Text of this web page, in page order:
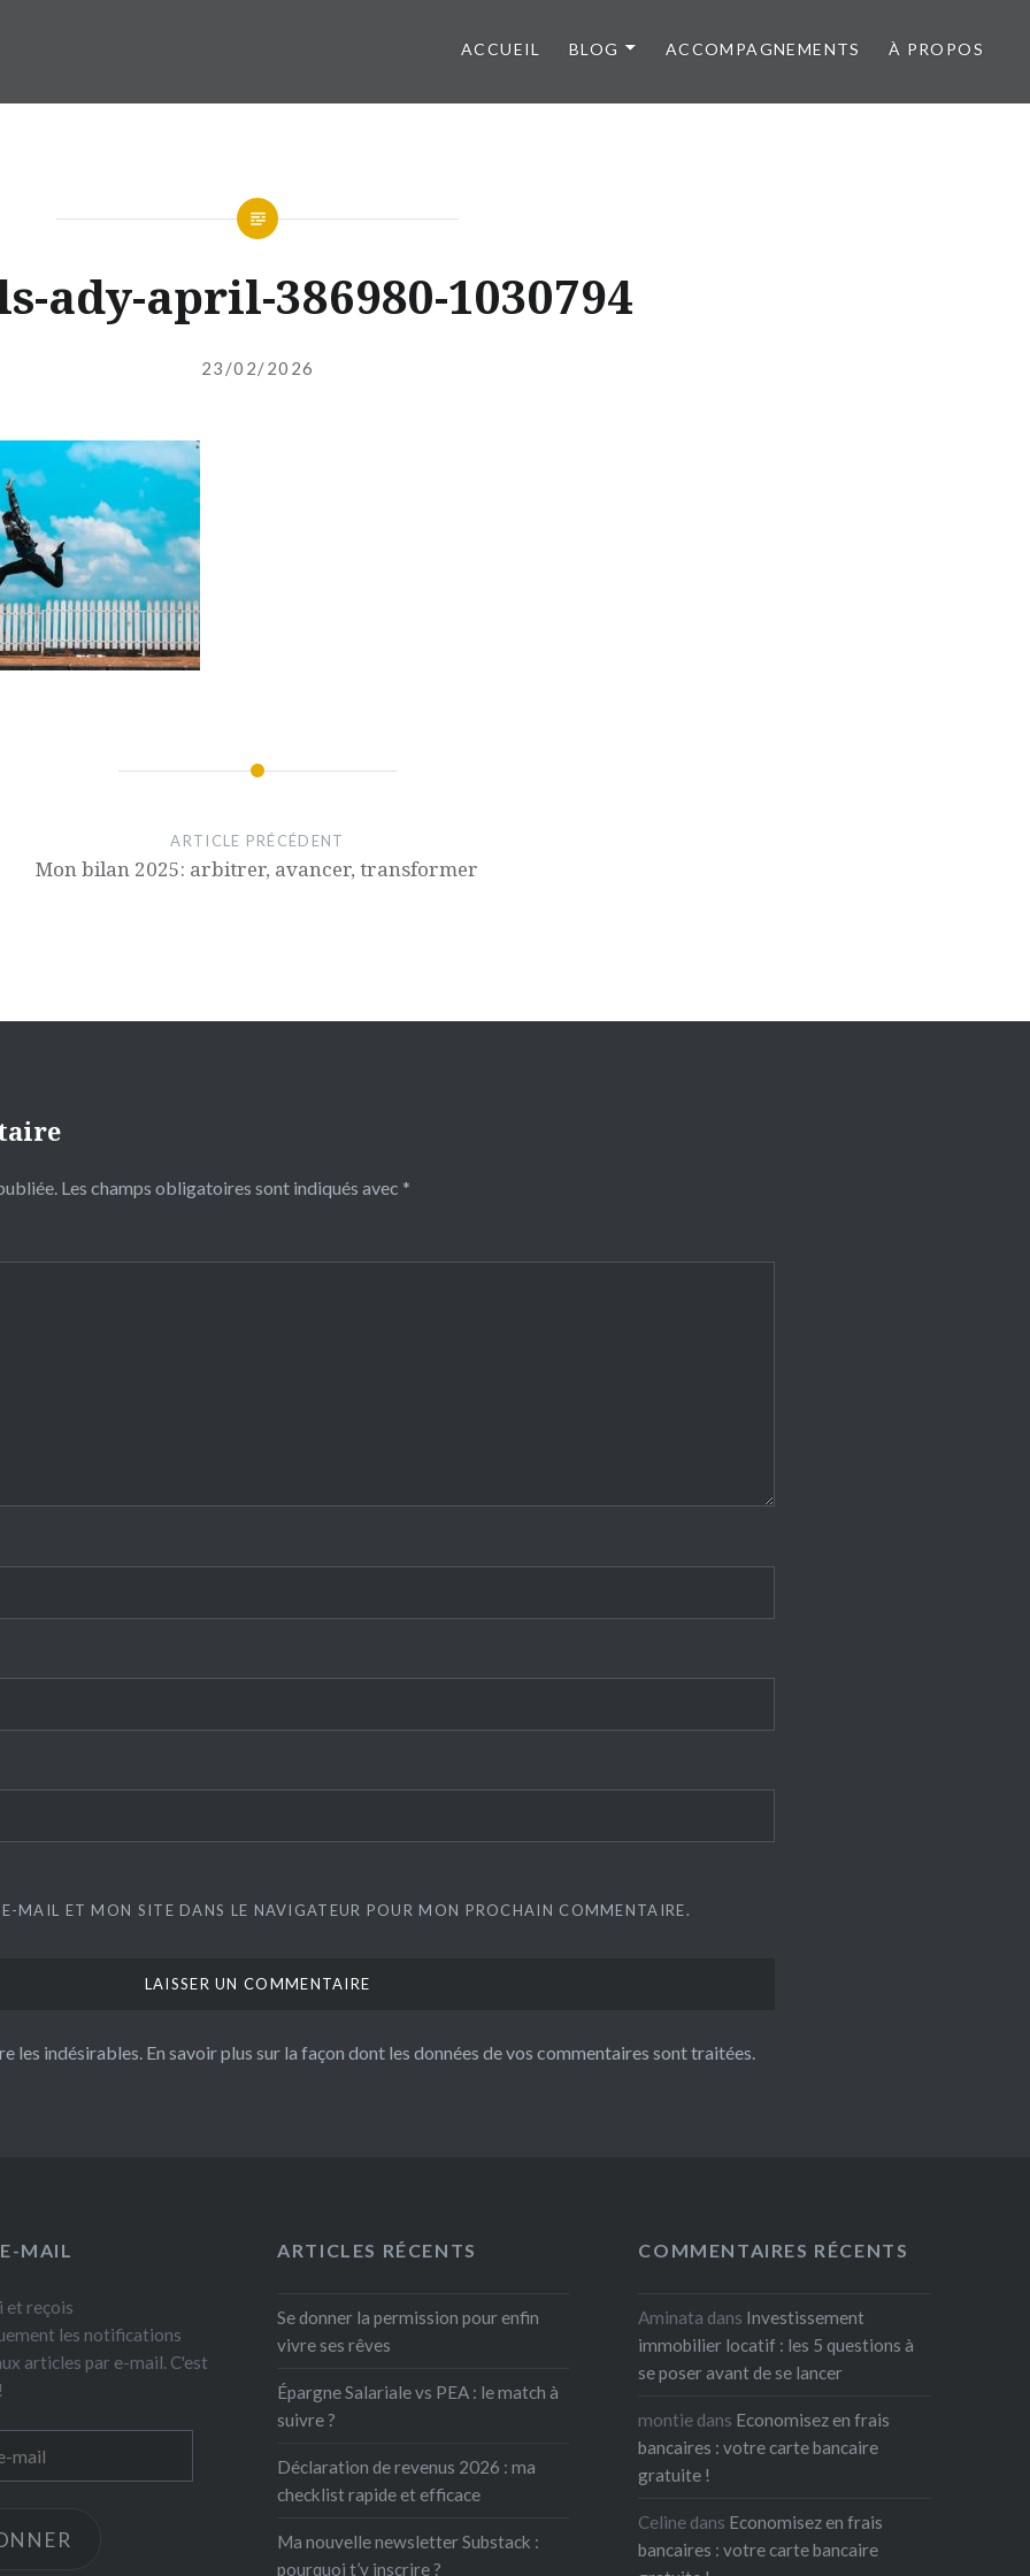
ACCUEIL BLOG ACCOMPAGNEMENTS À PROPOS
ady-april-386980-1030794
Publié
le
23/02/2026
ARTICLE PRÉCÉDENT
Mon bilan 2025: arbitrer, avancer, transformer
Les champs obligatoires sont indiqués avec *
MAIL ET MON SITE DANS LE NAVIGATEUR POUR MON PROCHAIN COMMENTAIRE.
les indésirables. En savoir plus sur la façon dont les données de vos commentaires sont traitées
MAIL
et reçois
les notifications
articles par e-mail. C'est
ARTICLES RÉCENTS
Se donner la permission pour enfin
vivre ses rêves
Épargne Salariale vs PEA : le match à
suivre ?
Déclaration de revenus 2026 : ma
checklist rapide et efficace
Ma nouvelle newsletter Substack :
pourquoi t’y inscrire ?
COMMENTAIRES RÉCENTS
Aminata dans Investissement
immobilier locatif : les 5 questions à
se poser avant de se lancer
montie dans Economisez en frais
bancaires : votre carte bancaire
gratuite !
Celine dans Economisez en frais
bancaires : votre carte bancaire